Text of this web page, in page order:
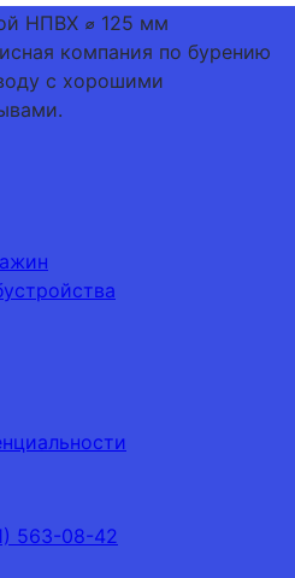
компания по бурению
с хорошими
563-08-42